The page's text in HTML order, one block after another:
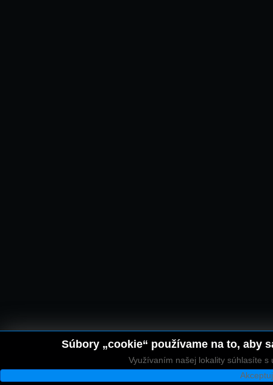
Súbory „cookie“ používame na to, aby
Využívaním našej lokality súhlasíte s